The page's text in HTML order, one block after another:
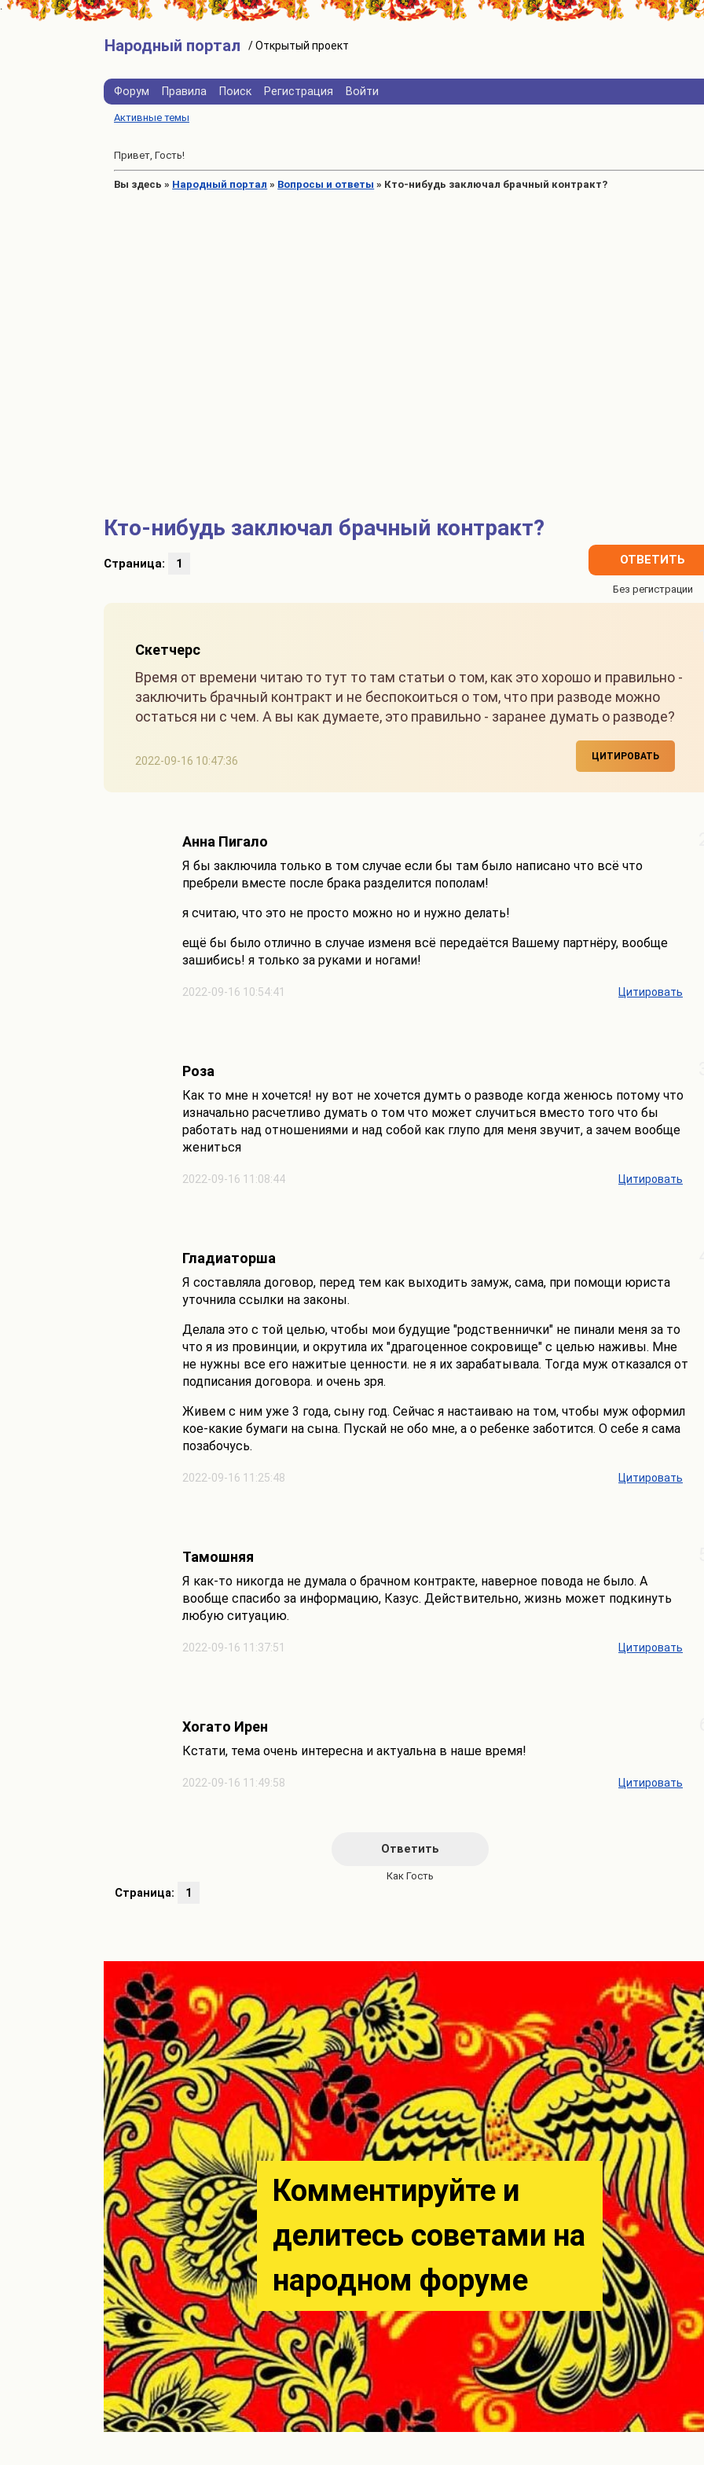
Народный портал
Форум Правила Поиск Регистрация Войти
Активные темы
Привет, Гость!
Вы здесь » Народный портал » Вопросы и ответы » Кто-нибудь заключал брачный контракт?
Кто-нибудь заключал брачный контракт?
Страница: 1 ОТВЕТИТЬ
2022-09-16 10:47:36
Скетчерс
Время от времени читаю то тут то там статьи о том, как это хорошо и правильно -
заключить брачный контракт и не беспокоиться о том, что при разводе можно
остаться ни с чем. А вы как думаете, это правильно - заранее думать о разводе?
ЦИТИРОВАТЬ
2022-09-16 10:54:41
Анна Пигало
Я бы заключила только в том случае если бы там было написано что всё что
пребрели вместе после брака разделится пополам!
я считаю, что это не просто можно но и нужно делать!
ещё бы было отлично в случае изменя всё передаётся Вашему партнёру, вообще
зашибись! я только за руками и ногами!
Цитировать
2022-09-16 11:08:44
Роза
Как то мне н хочется! ну вот не хочется думть о разводе когда женюсь потому что
изначально расчетливо думать о том что может случиться вместо того что бы
работать над отношениями и над собой как глупо для меня звучит, а зачем вообще
жениться
Цитировать
2022-09-16 11:25:48
Гладиаторша
Я составляла договор, перед тем как выходить замуж, сама, при помощи юриста
уточнила ссылки на законы.
Делала это с той целью, чтобы мои будущие "родственнички" не пинали меня за то
что я из провинции, и окрутила их "драгоценное сокровище" с целью наживы. Мне
не нужны все его нажитые ценности. не я их зарабатывала. Тогда муж отказался от
подписания договора. и очень зря.
Живем с ним уже 3 года, сыну год. Сейчас я настаиваю на том, чтобы муж оформил
кое-какие бумаги на сына. Пускай не обо мне, а о ребенке заботится. О себе я сама
позабочусь.
Цитировать
2022-09-16 11:37:51
Тамошняя
Я как-то никогда не думала о брачном контракте, наверное повода не было. А
вообще спасибо за информацию, Казус. Действительно, жизнь может подкинуть
любую ситуацию.
Цитировать
2022-09-16 11:49:58
Хогато Ирен
Кстати, тема очень интересна и актуальна в наше время!
Цитировать
Ответить
Страница: 1